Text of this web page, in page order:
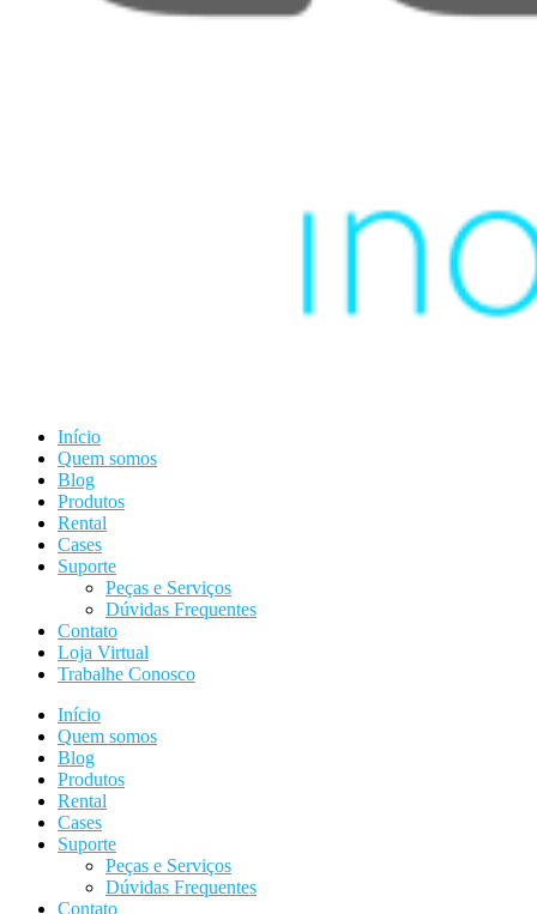
Início
Quem somos
Blog
Produtos
Rental
Cases
Suporte
Peças e Serviços
Dúvidas Frequentes
Contato
Loja Virtual
Trabalhe Conosco
Início
Quem somos
Blog
Produtos
Rental
Cases
Suporte
Peças e Serviços
Dúvidas Frequentes
Contato